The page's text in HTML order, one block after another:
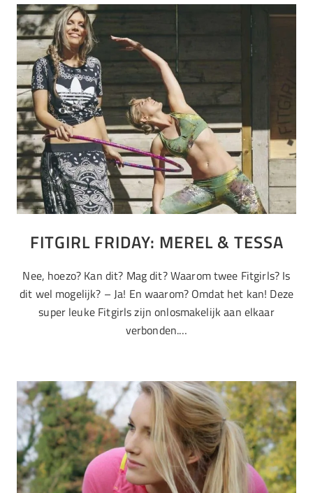
FITGIRL FRIDAY: MEREL & TESSA
Nee, hoezo? Kan dit? Mag dit? Waarom twee Fitgirls? Is
dit wel mogelijk? – Ja! En waarom? Omdat het kan! Deze
super leuke Fitgirls zijn onlosmakelijk aan elkaar
verbonden.…